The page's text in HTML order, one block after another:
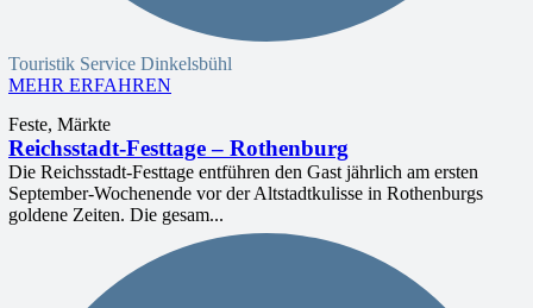
Touristik Service Dinkelsbühl
MEHR ERFAHREN
Feste, Märkte
Reichsstadt-Festtage – Rothenburg
Die Reichsstadt-Festtage entführen den Gast jährlich am ersten
September-Wochenende vor der Altstadtkulisse in Rothenburgs
goldene Zeiten. Die gesam...